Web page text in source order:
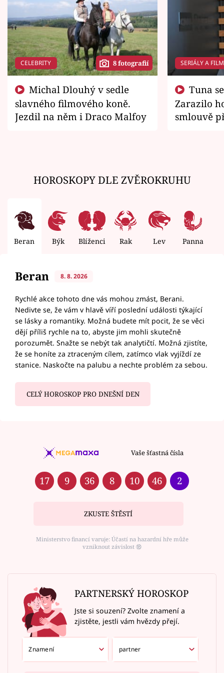
CELEBRITY 8 fotografií
slavného filmového koně.
Jezdil na něm i Draco Malfoy
SERIÁLY A
Zarazilo
smlouvě
HOROSKOPY DLE ZVĚROKRUHU
Beran Býk Blíženci Rak Lev Panna
Beran 8. 8. 2026
Rychlé akce tohoto dne vás mohou zmást, Berani.
Nedivte se, že vám v hlavě víří poslední události týkající
se lásky a romantiky. Možná budete mít pocit, že se věci
dějí příliš rychle na to, abyste jim mohli skutečně
porozumět. Snažte se nebýt tak analytičtí. Možná zjistíte,
že se honíte za ztraceným cílem, zatímco vlak vyjíždí ze
stanice. Naskočte na palubu a nechte problém za sebou.
CELÝ HOROSKOP PRO DNEŠNÍ DEN
Vaše šťastná čísla
17 9 36 8 10 46 2
ZKUSTE ŠTĚSTÍ
Ministerstvo financí varuje: Účastí na hazardní hře může
vzniknout závislost ⑱
PARTNERSKÝ HOROSKOP
Jste si souzení? Zvolte znamení a
zjistěte, jestli vám hvězdy přejí.